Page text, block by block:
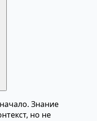
Знание
но не